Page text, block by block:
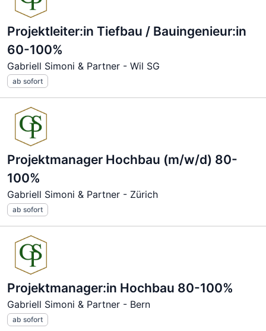
Projektleiter:in Tiefbau / Bauingenieur:in
60-100%
Gabriell Simoni & Partner - Wil SG
ab sofort
Projektmanager Hochbau (m/w/d) 80-
100%
Gabriell Simoni & Partner - Zürich
ab sofort
Projektmanager:in Hochbau 80-100%
Gabriell Simoni & Partner - Bern
ab sofort